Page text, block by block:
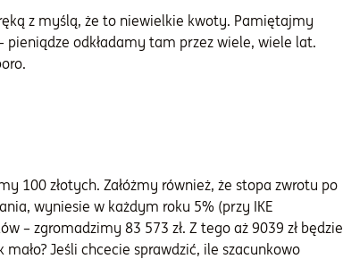
z myślą, że to niewielkie kwoty. Pamiętajmy
pieniądze odkładamy tam przez wiele, wiele lat.
100 złotych. Załóżmy również, że stopa zwrotu po
wyniesie w każdym roku 5% (przy IKE
– zgromadzimy 83 573 zł. Z tego aż 9039 zł będzie
Jeśli chcecie sprawdzić, ile szacunkowo